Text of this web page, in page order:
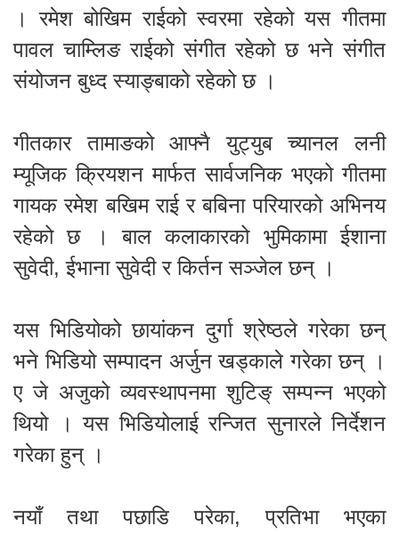
। रमेश बोखिम राईको स्वरमा रहेको यस गीतमा
पावल चाम्लिङ राईको संगीत रहेको छ भने संगीत
संयोजन बुध्द स्याङ्बाको रहेको छ ।
गीतकार तामाङको आफ्नै युट्युब च्यानल लनी
म्यूजिक क्रियशन मार्फत सार्वजनिक भएको गीतमा
गायक रमेश बखिम राई र बबिना परियारको अभिनय
रहेको छ । बाल कलाकारको भुमिकामा ईशाना
सुवेदी, ईभाना सुवेदी र किर्तन सञ्जेल छन् ।
यस भिडियोको छायांकन दुर्गा श्रेष्ठले गरेका छन्
भने भिडियो सम्पादन अर्जुन खड्काले गरेका छन् ।
ए जे अजुको व्यवस्थापनमा शुटिङ् सम्पन्न भएको
थियो । यस भिडियोलाई रन्जित सुनारले निर्देशन
गरेका हुन् ।
नयाँ तथा पछाडि परेका, प्रतिभा भएका